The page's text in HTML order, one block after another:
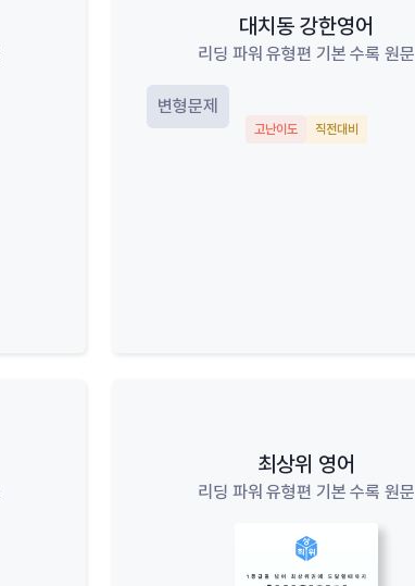
대치동 강한영어
리딩 파워 유형편 기본 수록 원문
변형문제
고난이도 직전대비
최상위 영어
리딩 파워 유형편 기본 수록 원문